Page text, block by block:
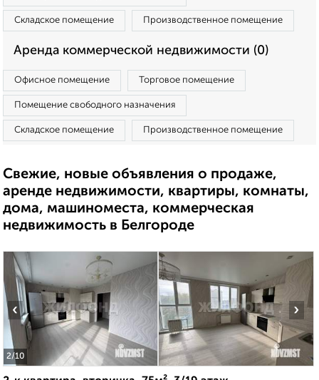
Складское помещение Производственное помещение
Аренда коммерческой недвижимости (0)
Офисное помещение Торговое помещение
Помещение свободного назначения
Складское помещение Производственное помещение
Свежие, новые объявления о продаже,
аренде недвижимости, квартиры, комнаты,
дома, машиноместа, коммерческая
недвижимость в Белгороде
2/10
‹ ›